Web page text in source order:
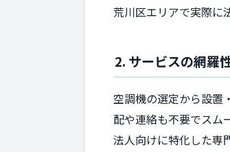
荒川区エリアで実際に
2. サービスの網羅
空調機の選定から設置
配や連絡も不要でスム
法人向けに特化した専